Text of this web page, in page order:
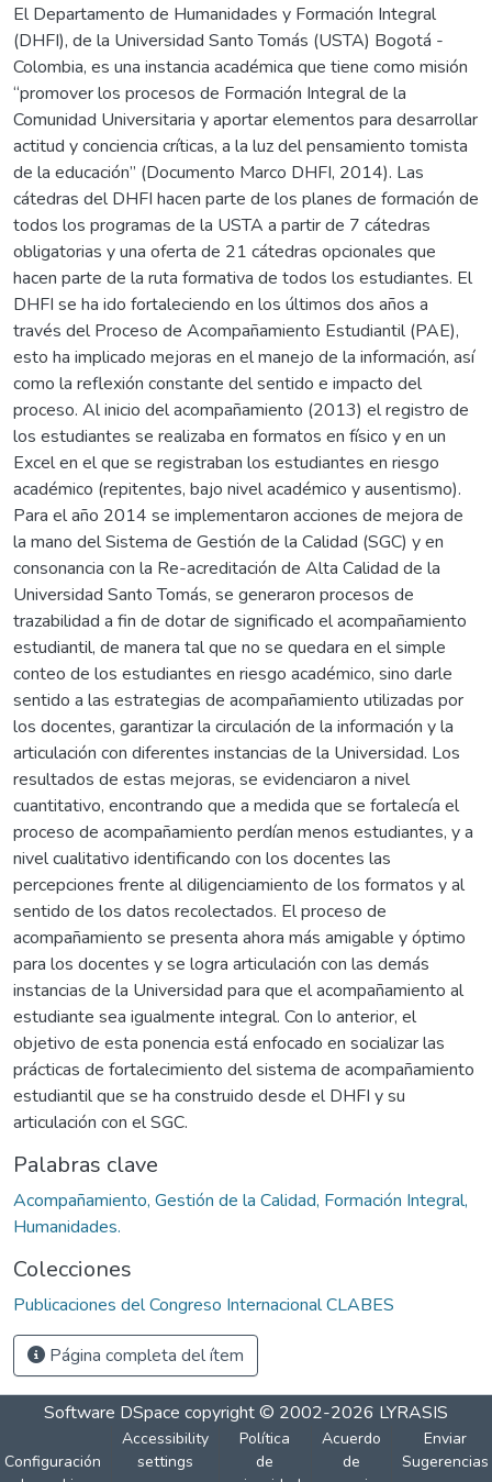
El Departamento de Humanidades y Formación Integral
(DHFI), de la Universidad Santo Tomás (USTA) Bogotá -
Colombia, es una instancia académica que tiene como misión
“promover los procesos de Formación Integral de la
Comunidad Universitaria y aportar elementos para desarrollar
actitud y conciencia críticas, a la luz del pensamiento tomista
de la educación” (Documento Marco DHFI, 2014). Las
cátedras del DHFI hacen parte de los planes de formación de
todos los programas de la USTA a partir de 7 cátedras
obligatorias y una oferta de 21 cátedras opcionales que
hacen parte de la ruta formativa de todos los estudiantes. El
DHFI se ha ido fortaleciendo en los últimos dos años a
través del Proceso de Acompañamiento Estudiantil (PAE),
esto ha implicado mejoras en el manejo de la información, así
como la reflexión constante del sentido e impacto del
proceso. Al inicio del acompañamiento (2013) el registro de
los estudiantes se realizaba en formatos en físico y en un
Excel en el que se registraban los estudiantes en riesgo
académico (repitentes, bajo nivel académico y ausentismo).
Para el año 2014 se implementaron acciones de mejora de
la mano del Sistema de Gestión de la Calidad (SGC) y en
consonancia con la Re-acreditación de Alta Calidad de la
Universidad Santo Tomás, se generaron procesos de
trazabilidad a fin de dotar de significado el acompañamiento
estudiantil, de manera tal que no se quedara en el simple
conteo de los estudiantes en riesgo académico, sino darle
sentido a las estrategias de acompañamiento utilizadas por
los docentes, garantizar la circulación de la información y la
articulación con diferentes instancias de la Universidad. Los
resultados de estas mejoras, se evidenciaron a nivel
cuantitativo, encontrando que a medida que se fortalecía el
proceso de acompañamiento perdían menos estudiantes, y a
nivel cualitativo identificando con los docentes las
percepciones frente al diligenciamiento de los formatos y al
sentido de los datos recolectados. El proceso de
acompañamiento se presenta ahora más amigable y óptimo
para los docentes y se logra articulación con las demás
instancias de la Universidad para que el acompañamiento al
estudiante sea igualmente integral. Con lo anterior, el
objetivo de esta ponencia está enfocado en socializar las
prácticas de fortalecimiento del sistema de acompañamiento
estudiantil que se ha construido desde el DHFI y su
articulación con el SGC.
Palabras clave
Acompañamiento, Gestión de la Calidad, Formación Integral,
Humanidades.
Colecciones
Publicaciones del Congreso Internacional CLABES
Página completa del ítem
Software DSpace copyright © 2002-2026 LYRASIS
Configuración
Accessibility
settings
Política
de
Acuerdo
de
Enviar
Sugerencias